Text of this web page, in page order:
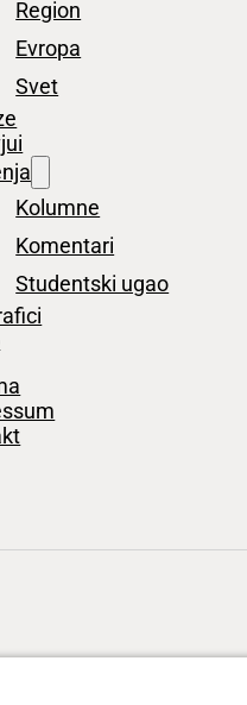
Region
Evropa
Svet
Kolumne
Komentari
Studentski ugao